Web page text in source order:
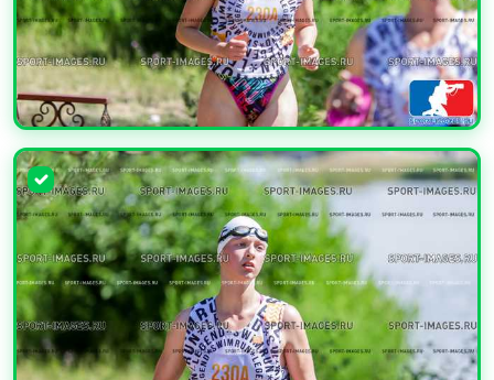
УВЕЛИЧИТЬ